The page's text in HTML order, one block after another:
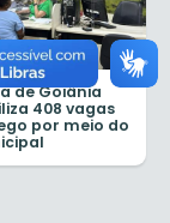
de Goiânia
408 vagas
por meio do